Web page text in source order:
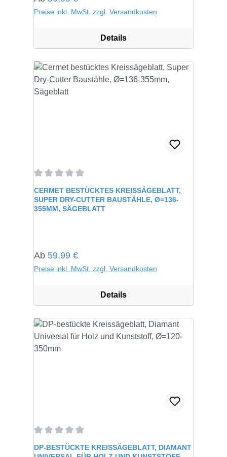
Preise inkl. MwSt. zzgl. Versandkosten
Details
Durchschnittliche Bewertung von 0 von 5 Sternen
CERMET BESTÜCKTES KREISSÄGEBLATT,
SUPER DRY-CUTTER BAUSTÄHLE, Ø=136-
355MM, SÄGEBLATT
Regulärer Preis:
Ab 59,99 €
Preise inkl. MwSt. zzgl. Versandkosten
Details
Durchschnittliche Bewertung von 0 von 5 Sternen
DP-BESTÜCKTE KREISSÄGEBLATT, DIAMANT